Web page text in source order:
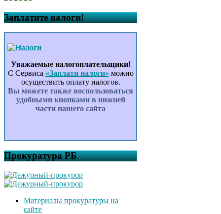
Заплатите налоги!
Уважаемые налогоплательщики!
С Сервиса «Заплати налоги» можно
осуществить оплату налогов.
Вы можете также воспользоваться
удобными кнопками в нижней
части нашего сайта
Прокуратура РБ
Материалы прокуратуры на
сайте